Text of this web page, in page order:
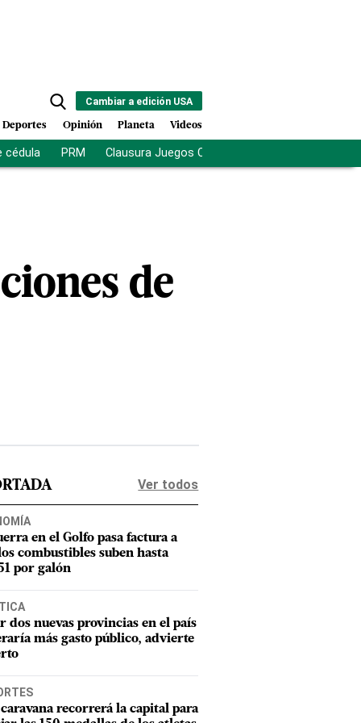
Cambiar a edición USA
Deportes Opinión Planeta Videos
cédula PRM Clausura Juegos Centroamericanos
de
Ver todos
en el Golfo pasa factura a
combustibles suben hasta
por galón
dos nuevas provincias en el país
más gasto público, advierte
caravana recorrerá la capital para